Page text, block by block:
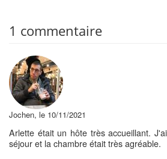
1 commentaire
Jochen, le 10/11/2021
Arlette était un hôte très accueillant.
séjour et la chambre était très agréable.